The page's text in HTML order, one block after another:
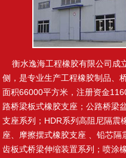
止水钢板
腻子型遇水膨胀止水
衡水逸海工程橡胶有限公司成
侧，是专业生产工程橡胶制品、
面积66000平方米，注册资金
路桥梁板式橡胶支座；公路桥梁
支座系列；HDR系列高阻尼隔震
座、摩擦摆式橡胶支座 、铅芯
齿板式桥梁伸缩装置系列；喷涂